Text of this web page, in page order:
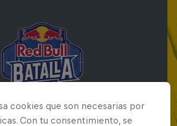
cookies que son necesarias por
Con tu consentimiento, se